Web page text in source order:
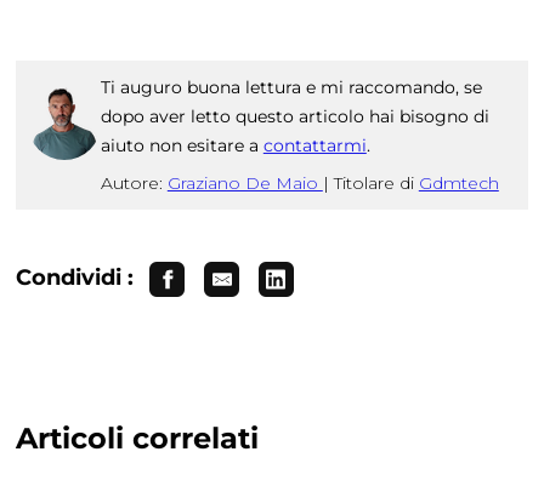
Ti auguro buona lettura e mi raccomando, se
dopo aver letto questo articolo hai bisogno di
aiuto non esitare a contattarmi.
Autore: Graziano De Maio | Titolare di Gdmtech
Condividi :
Articoli correlati